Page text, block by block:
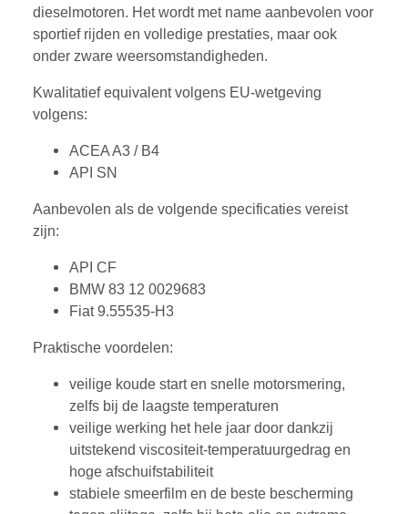
dieselmotoren. Het wordt met name aanbevolen voor
sportief rijden en volledige prestaties, maar ook
onder zware weersomstandigheden.
Kwalitatief equivalent volgens EU-wetgeving
volgens:
ACEA A3 / B4
API SN
Aanbevolen als de volgende specificaties vereist
zijn:
API CF
BMW 83 12 0029683
Fiat 9.55535-H3
Praktische voordelen:
veilige koude start en snelle motorsmering,
zelfs bij de laagste temperaturen
veilige werking het hele jaar door dankzij
uitstekend viscositeit-temperatuurgedrag en
hoge afschuifstabiliteit
stabiele smeerfilm en de beste bescherming